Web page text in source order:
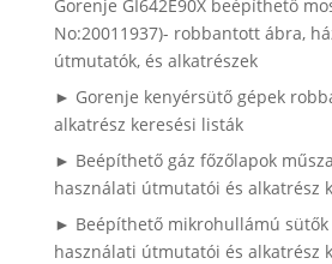
Gorenje GI642E90X beépíthető
No:20011937)- robbantott ábra,
útmutatók, és alkatrészek
► Gorenje kenyérsütő gépek
alkatrész keresési listák
► Beépíthető gáz főzőlapok
használati útmutatói és alkatrész
► Beépíthető mikrohullámú sütők
használati útmutatói és alkatrész